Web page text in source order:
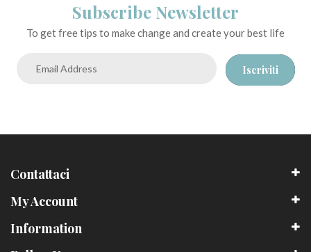
Subscribe Newsletter
To get free tips to make change and create your best life
Iscriviti
Contattaci
My Account
Information